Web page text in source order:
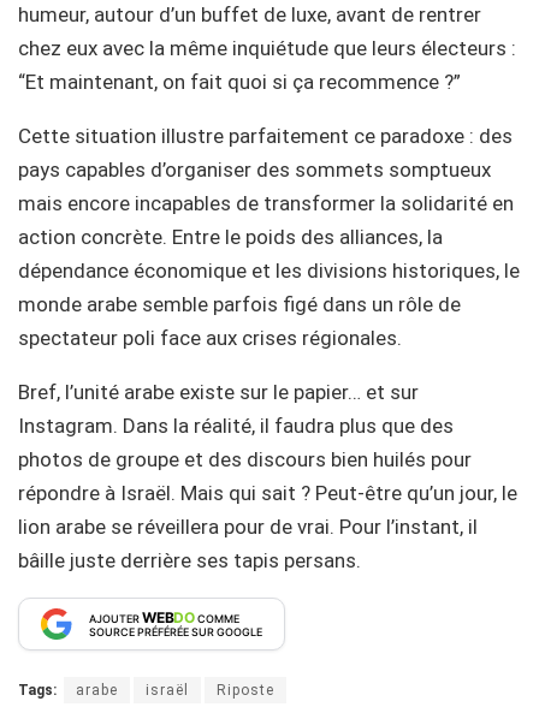
humeur, autour d’un buffet de luxe, avant de rentrer
chez eux avec la même inquiétude que leurs électeurs :
“Et maintenant, on fait quoi si ça recommence ?”
Cette situation illustre parfaitement ce paradoxe : des
pays capables d’organiser des sommets somptueux
mais encore incapables de transformer la solidarité en
action concrète. Entre le poids des alliances, la
dépendance économique et les divisions historiques, le
monde arabe semble parfois figé dans un rôle de
spectateur poli face aux crises régionales.
Bref, l’unité arabe existe sur le papier… et sur
Instagram. Dans la réalité, il faudra plus que des
photos de groupe et des discours bien huilés pour
répondre à Israël. Mais qui sait ? Peut-être qu’un jour, le
lion arabe se réveillera pour de vrai. Pour l’instant, il
bâille juste derrière ses tapis persans.
AJOUTERWEBDOCOMME
SOURCE PRÉFÉRÉE SUR GOOGLE
Tags: arabe israël Riposte